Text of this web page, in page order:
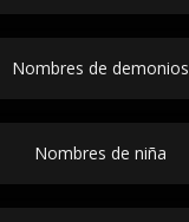
Nombres de demonios
Nombres de niña